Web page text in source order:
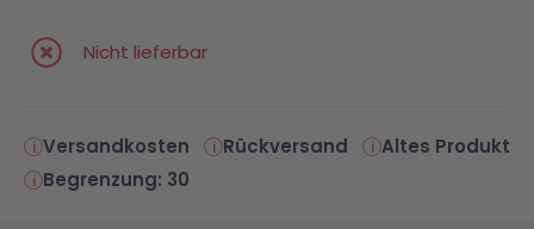
NINJAGO®
Speed Champions
VW
Wiltopia
Nicht lieferbar
Versandkosten Rückversand
Altes Produkt
Begrenzung: 30